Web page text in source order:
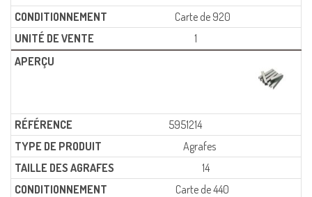
Carte de 920
1
5951214
Agrafes
14
Carte de 440